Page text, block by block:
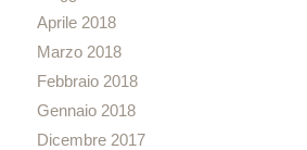
Aprile 2018
Marzo 2018
Febbraio 2018
Gennaio 2018
Dicembre 2017